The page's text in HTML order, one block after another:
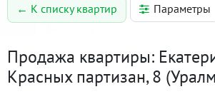
← К списку квартир Параметры
Продажа квартиры:
Красных партизан, 8